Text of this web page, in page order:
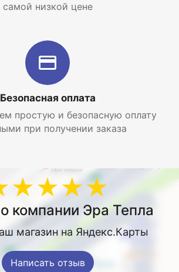
самой низкой цене
Безопасная оплата
простую и безопасную оплату
при получении заказа
компании Эра Тепла
магазин на Яндекс.Карты
Написать отзыв